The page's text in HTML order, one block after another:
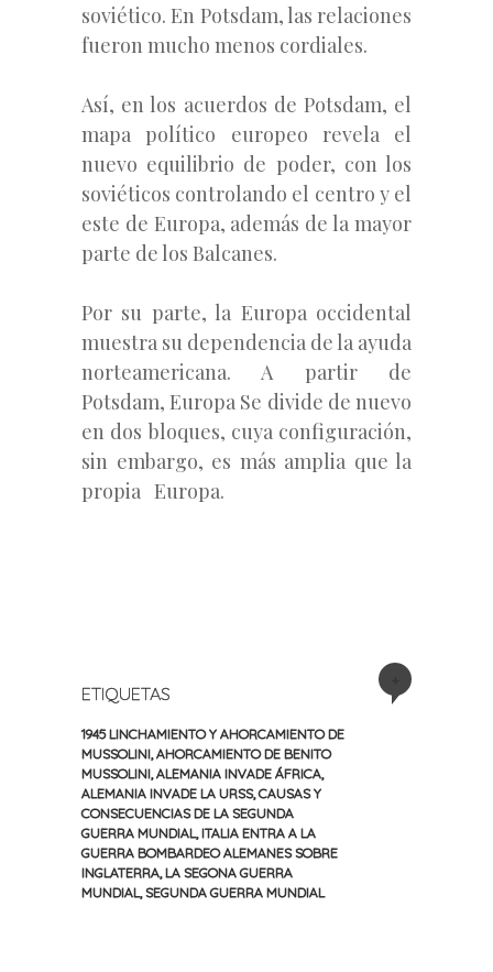
soviético. En Potsdam, las relaciones
fueron mucho menos cordiales.
Así, en los acuerdos de Potsdam, el
mapa político europeo revela el
nuevo equilibrio de poder, con los
soviéticos controlando el centro y el
este de Europa, además de la mayor
parte de los Balcanes.
Por su parte, la Europa occidental
muestra su dependencia de la ayuda
norteamericana. A partir de
Potsdam, Europa Se divide de nuevo
en dos bloques, cuya configuración,
sin embargo, es más amplia que la
propia Europa.
ETIQUETAS
1945 LINCHAMIENTO Y AHORCAMIENTO DE
MUSSOLINI AHORCAMIENTO DE BENITO
MUSSOLINI ALEMANIA INVADE ÁFRICA
ALEMANIA INVADE LA URSS,CAUSAS Y
CONSECUENCIAS DE LA SEGUNDA
GUERRA MUNDIAL ITALIA ENTRA A LA
GUERRA BOMBARDEO ALEMANES SOBRE
INGLATERRA LA SEGONA GUERRA
MUNDIAL SEGUNDA GUERRA MUNDIAL